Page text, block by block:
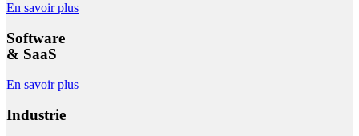
En savoir plus
Software
& SaaS
En savoir plus
Industrie